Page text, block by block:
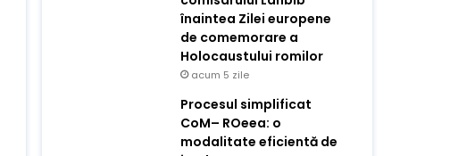
înaintea Zilei europene
de comemorare a
Holocaustului romilor
acum 5 zile
Procesul simplificat
CoM– ROeea: o
modalitate eficientă de